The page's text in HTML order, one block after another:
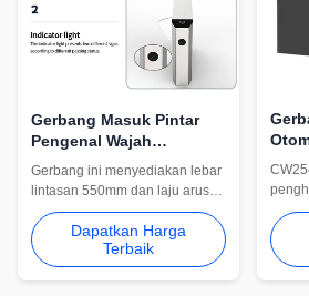
Gerbang Masuk Pintar
Pengenal Wajah
Biometrik CW510 untuk
Pesanan Massal
Gerbang ini menyediakan lebar
lintasan 550mm dan laju arus
pejalan kaki sekitar 30–40
orang per menit. Hal ini dapat
diintegrasikan dengan sistem
pengenalan wajah dan akses
Dapatkan Harga
Terbaik
servo